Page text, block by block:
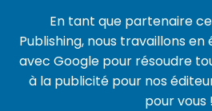
En tant que partenaire
Publishing, nous travaillons
avec Google pour résoudre
à la publicité pour nos
pour vous !